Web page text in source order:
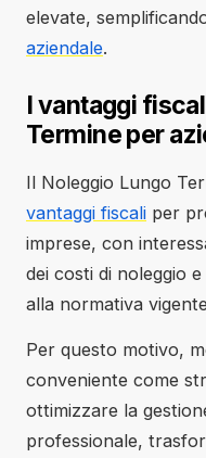
elevate,
aziendale.
I vantaggi
Termine per
Il Noleggio Lungo
vantaggi fiscali per
imprese, con
dei costi di noleggio
alla normativa
Per questo motivo,
conveniente come
ottimizzare la
professionale,